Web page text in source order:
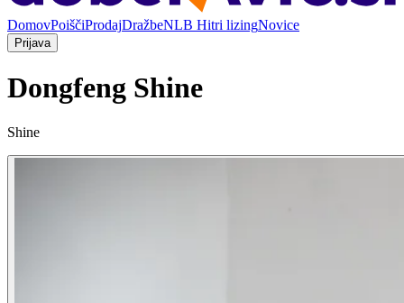
DomovPoiščiProdajDražbeNLB Hitri lizingNovice
Prijava
Dongfeng Shine
Shine